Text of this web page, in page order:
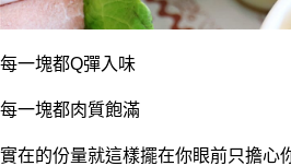
每一塊都Q彈入味
每一塊都肉質飽滿
實在的份量就這樣擺在你眼前只擔心